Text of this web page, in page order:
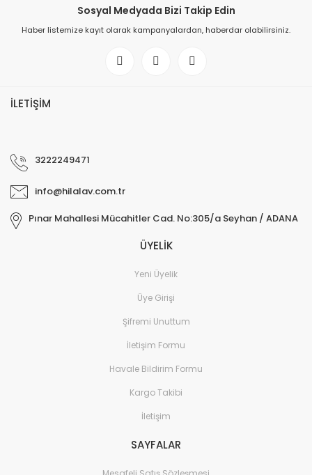
Sosyal Medyada Bizi Takip Edin
Haber listemize kayıt olarak kampanyalardan, haberdar olabilirsiniz.
İLETİŞİM
3222249471
info@hilalav.com.tr
Pınar Mahallesi Mücahitler Cad. No:305/a Seyhan / ADANA
ÜYELİK
Yeni Üyelik
Üye Girişi
Şifremi Unuttum
İletişim Formu
Havale Bildirim Formu
Kargo Takibi
İletişim
SAYFALAR